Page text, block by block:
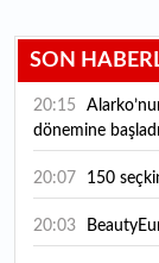
SON
20:15
dönemine başladı
20:07 150
20:03